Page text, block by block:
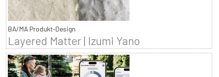
BA/MA Produkt-Design
Layered Matter | Izumi Yano